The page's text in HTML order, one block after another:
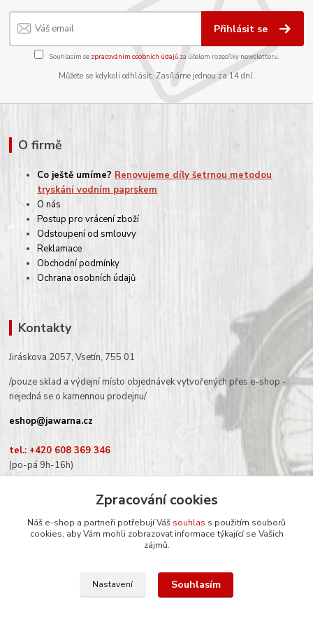
Přihlásit se
Souhlasím se zpracováním osobních údajůza účelem rozesílky newsletteru.
Můžete se kdykoli odhlásit. Zasíláme jednou za 14 dní.
O firmě
Co ještě umíme? Renovujeme díly šetrnou metodou
tryskání vodním paprskem
O nás
Postup pro vrácení zboží
Odstoupení od smlouvy
Reklamace
Obchodní podmínky
Ochrana osobních údajů
Kontakty
Jiráskova 2057, Vsetín, 755 01
/pouze sklad a výdejní místo objednávek vytvořených přes e-shop -
nejedná se o kamennou prodejnu/
eshop@jawarna.cz
tel.: +420 608 369 346
(po-pá 9h-16h)
Sledujte nás na Facebooku
Zpracování cookies
Náš e-shop a partneři potřebují Váš souhlas s použitím souborů
cookies, aby Vám mohli zobrazovat informace týkající se Vašich
zájmů.
Nastavení Souhlasím